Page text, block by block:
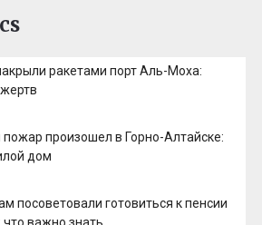
ракетами порт Аль-Моха:
пожар произошел в Горно-Алтайске:
дом
посоветовали готовиться к пенсии